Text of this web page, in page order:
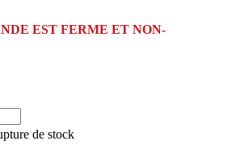
EST FERME ET NON-
de stock